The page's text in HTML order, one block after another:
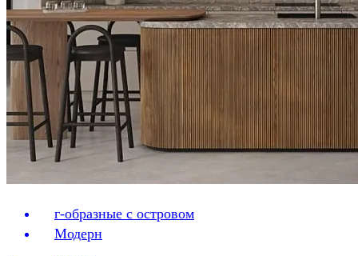
г-образные с островом
Модерн